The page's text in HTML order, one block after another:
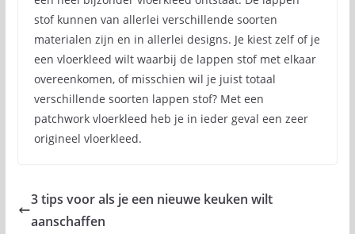
stof kunnen van allerlei verschillende soorten
materialen zijn en in allerlei designs. Je kiest zelf of je
een vloerkleed wilt waarbij de lappen stof met elkaar
overeenkomen, of misschien wil je juist totaal
verschillende soorten lappen stof? Met een
patchwork vloerkleed heb je in ieder geval een zeer
origineel vloerkleed.
3 tips voor als je een nieuwe keuken wilt
aanschaffen